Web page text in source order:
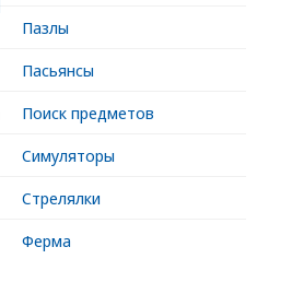
Пазлы
Пасьянсы
Поиск предметов
Симуляторы
Стрелялки
Ферма